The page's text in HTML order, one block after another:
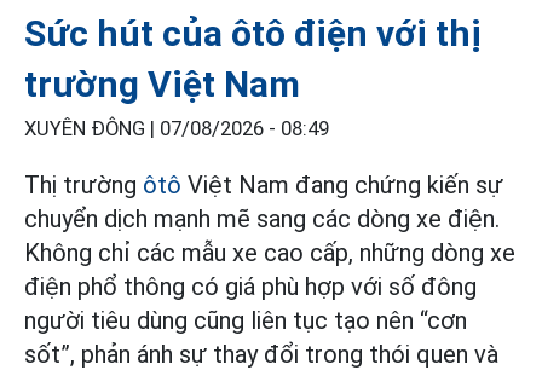
Sức hút của ôtô điện với thị
trường Việt Nam
XUYÊN ĐÔNG | 07/08/2026 - 08:49
Thị trường ôtô Việt Nam đang chứng kiến sự
chuyển dịch mạnh mẽ sang các dòng xe điện.
Không chỉ các mẫu xe cao cấp, những dòng xe
điện phổ thông có giá phù hợp với số đông
người tiêu dùng cũng liên tục tạo nên “cơn
sốt”, phản ánh sự thay đổi trong thói quen và